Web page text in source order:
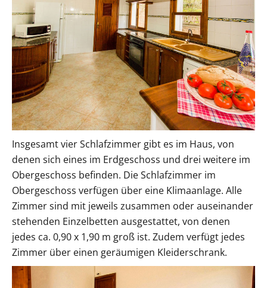
Insgesamt vier Schlafzimmer gibt es im Haus, von
denen sich eines im Erdgeschoss und drei weitere im
Obergeschoss befinden. Die Schlafzimmer im
Obergeschoss verfügen über eine Klimaanlage. Alle
Zimmer sind mit jeweils zusammen oder auseinander
stehenden Einzelbetten ausgestattet, von denen
jedes ca. 0,90 x 1,90 m groß ist. Zudem verfügt jedes
Zimmer über einen geräumigen Kleiderschrank.